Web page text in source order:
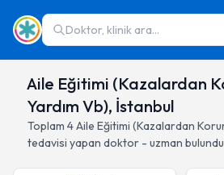
Doktor, klinik ara...
Aile Eğitimi (Kazalardan
Yardım Vb), İstanbul
Toplam 4Aile Eğitimi (Kazalardan
tedavisi yapan doktor - uzman bulundu